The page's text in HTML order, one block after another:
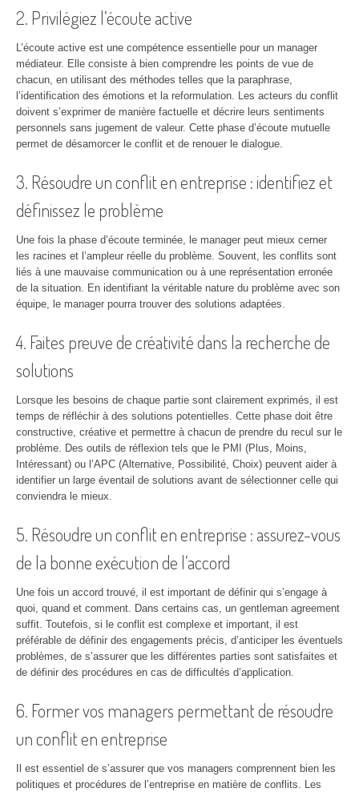
2. Privilégiez l’écoute active
L’écoute active est une compétence essentielle pour un manager
médiateur. Elle consiste à bien comprendre les points de vue de
chacun, en utilisant des méthodes telles que la paraphrase,
l’identification des émotions et la reformulation. Les acteurs du conflit
doivent s’exprimer de manière factuelle et décrire leurs sentiments
personnels sans jugement de valeur. Cette phase d’écoute mutuelle
permet de désamorcer le conflit et de renouer le dialogue.
3. Résoudre un conflit en entreprise : identifiez et
définissez le problème
Une fois la phase d’écoute terminée, le manager peut mieux cerner
les racines et l’ampleur réelle du problème. Souvent, les conflits sont
liés à une mauvaise communication ou à une représentation erronée
de la situation. En identifiant la véritable nature du problème avec son
équipe, le manager pourra trouver des solutions adaptées.
4. Faites preuve de créativité dans la recherche de
solutions
Lorsque les besoins de chaque partie sont clairement exprimés, il est
temps de réfléchir à des solutions potentielles. Cette phase doit être
constructive, créative et permettre à chacun de prendre du recul sur le
problème. Des outils de réflexion tels que le PMI (Plus, Moins,
Intéressant) ou l’APC (Alternative, Possibilité, Choix) peuvent aider à
identifier un large éventail de solutions avant de sélectionner celle qui
conviendra le mieux.
5. Résoudre un conflit en entreprise : assurez-vous
de la bonne exécution de l’accord
Une fois un accord trouvé, il est important de définir qui s’engage à
quoi, quand et comment. Dans certains cas, un gentleman agreement
suffit. Toutefois, si le conflit est complexe et important, il est
préférable de définir des engagements précis, d’anticiper les éventuels
problèmes, de s’assurer que les différentes parties sont satisfaites et
de définir des procédures en cas de difficultés d’application.
6. Former vos managers permettant de résoudre
un conflit en entreprise
Il est essentiel de s’assurer que vos managers comprennent bien les
politiques et procédures de l’entreprise en matière de conflits. Les